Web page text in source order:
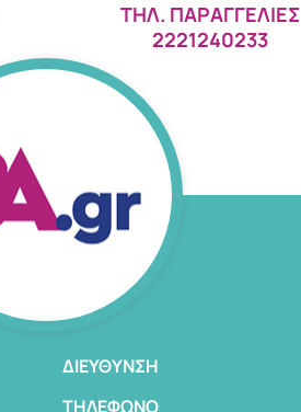
ΤΗΛ. ΠΑΡΑΓΓΕΛΙΕΣ
2221240233
ΔΙΕΎΘΥΝΣΗ
TΗΛΈΦΩΝΟ